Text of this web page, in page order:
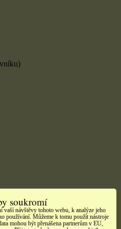
mimo dosah dětí.
soukromí
vaší návštěvy tohoto webu, k analýze jeho
používání. Můžeme k tomu použít nástroje
mohou být přenášena partnerům v EU,